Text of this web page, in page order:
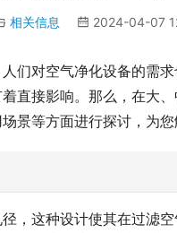
相关信息 2024-04-07
们对空气净化设备的需
直接影响。那么，在大
景等方面进行探讨，为您
，这种设计使其在过滤